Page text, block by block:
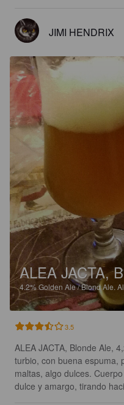
JIMI HENDRIX
ALEA JACTA,
4.2%Golden Ale / Blond Ale.
3.5
ALEA JACTA, Blonde Ale,
turbio, con buena espuma,
maltas, algo dulces.
dulce y amargo, tirando